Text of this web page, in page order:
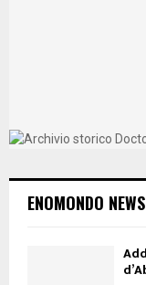
ENOMONDO NEWS